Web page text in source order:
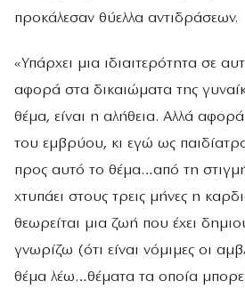
προκάλεσαν θύελλα αντιδράσεων.
«Υπάρχει μια ιδιαιτερότητα σε
αφορά στα δικαιώματα της
θέμα, είναι η αλήθεια. Αλλά
του εμβρύου, κι εγώ ως
προς αυτό το θέμα…από τη
χτυπάει στους τρεις μήνες η
θεωρείται μια ζωή που έχει
γνωρίζω (ότι είναι νόμιμες οι
θέμα λέω…θέματα τα οποία